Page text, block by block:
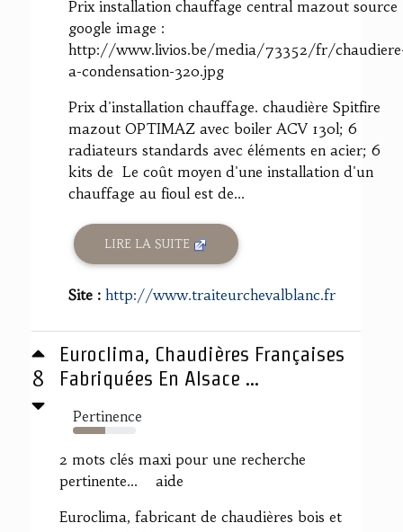
Prix installation chauffage central mazout source
google image :
http://www.livios.be/media/73352/fr/
a-condensation-320.jpg
Prix d'installation chauffage. chaudière Spitfire
mazout OPTIMAZ avec boiler ACV 130l; 6
radiateurs standards avec éléments en acier; 6
kits de Le coût moyen d'une installation d'un
chauffage au fioul est de...
LIRE LA SUITE
Site : http://www.traiteurchevalblanc.fr
8
Euroclima, Chaudières Françaises
Fabriquées En Alsace ...
Pertinence
51%
2 mots clés maxi pour une recherche
pertinente... aide
Euroclima, fabricant de chaudières bois et